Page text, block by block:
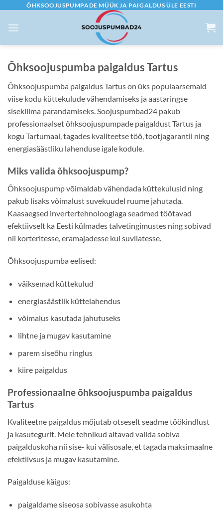
content
ÕHKSOOJUSPUMPADE MÜÜK JA PAIGALDUS ÜLE EESTI
Õhksoojuspumba paigaldus Tartus
Õhksoojuspumba paigaldus Tartus on üks populaarsemaid
viise kodu küttekulude vähendamiseks ja aastaringse
sisekliima parandamiseks. Soojuspumbad24 pakub
professionaalset õhksoojuspumpade paigaldust Tartus ja
kogu Tartumaal, tagades kvaliteetse töö, tootjagarantii ning
energiasäästliku lahenduse igale kodule.
Miks valida õhksoojuspump?
Õhksoojuspump võimaldab vähendada küttekulusid ning
pakub lisaks võimalust suvekuudel ruume jahutada.
Kaasaegsed invertertehnoloogiaga seadmed töötavad
efektiivselt ka Eesti külmades talvetingimustes ning sobivad
nii korteritesse, eramajadesse kui suvilatesse.
Õhksoojuspumba eelised:
väiksemad küttekulud
energiasäästlik küttelahendus
võimalus kasutada jahutuseks
lihtne ja mugav kasutamine
parem siseõhu ringlus
kiire paigaldus
Professionaalne õhksoojuspumba paigaldus
Tartus
Kvaliteetne paigaldus mõjutab otseselt seadme töökindlust
ja kasutegurit. Meie tehnikud aitavad valida sobiva
paigalduskoha nii sise- kui välisosale, et tagada maksimaalne
efektiivsus ja mugav kasutamine.
Paigalduse käigus:
paigaldame siseosa sobivasse asukohta